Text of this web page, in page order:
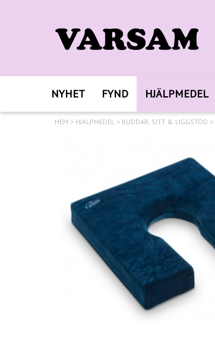
NYHET FYND HJÄLPMEDEL
HEM > HJÄLPMEDEL > KUDDAR, SITT & LIGGSTÖD >